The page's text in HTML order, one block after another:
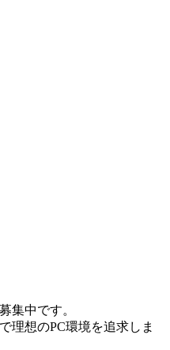
集中です。
理想のPC環境を追求しま